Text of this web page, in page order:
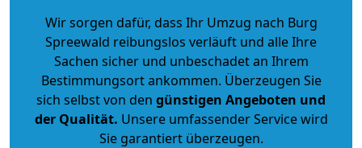
Wir sorgen dafür, dass Ihr Umzug nach Burg
Spreewald reibungslos verläuft und alle Ihre
Sachen sicher und unbeschadet an Ihrem
Bestimmungsort ankommen. Überzeugen Sie
sich selbst von den günstigen Angeboten und
der Qualität. Unsere umfassender Service wird
Sie garantiert überzeugen.